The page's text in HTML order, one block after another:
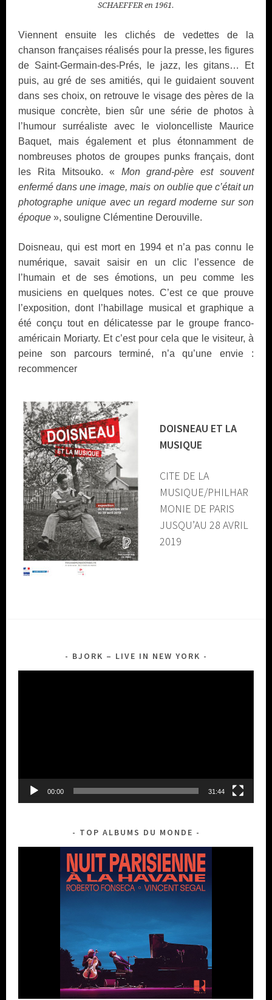
SCHAEFFER en 1961.
Viennent ensuite les clichés de vedettes de la
chanson françaises réalisés pour la presse, les figures
de Saint-Germain-des-Prés, le jazz, les gitans… Et
puis, au gré de ses amitiés, qui le guidaient souvent
dans ses choix, on retrouve le visage des pères de la
musique concrète, bien sûr une série de photos à
l’humour surréaliste avec le violoncelliste Maurice
Baquet, mais également et plus étonnamment de
nombreuses photos de groupes punks français, dont
les Rita Mitsouko. « Mon grand-père est souvent
enfermé dans une image, mais on oublie que c’était un
photographe unique avec un regard moderne sur son
époque », souligne Clémentine Derouville.
Doisneau, qui est mort en 1994 et n’a pas connu le
numérique, savait saisir en un clic l’essence de
l’humain et de ses émotions, un peu comme les
musiciens en quelques notes. C’est ce que prouve
l’exposition, dont l’habillage musical et graphique a
été conçu tout en délicatesse par le groupe franco-
américain Moriarty. Et c’est pour cela que le visiteur, à
peine son parcours terminé, n’a qu’une envie :
recommencer
DOISNEAU ET LA
MUSIQUE
CITE DE LA
MUSIQUE/PHILHAR
MONIE DE PARIS
JUSQU’AU 28 AVRIL
2019
BJORK – LIVE IN NEW YORK
00:00 31:44
TOP ALBUMS DU MONDE